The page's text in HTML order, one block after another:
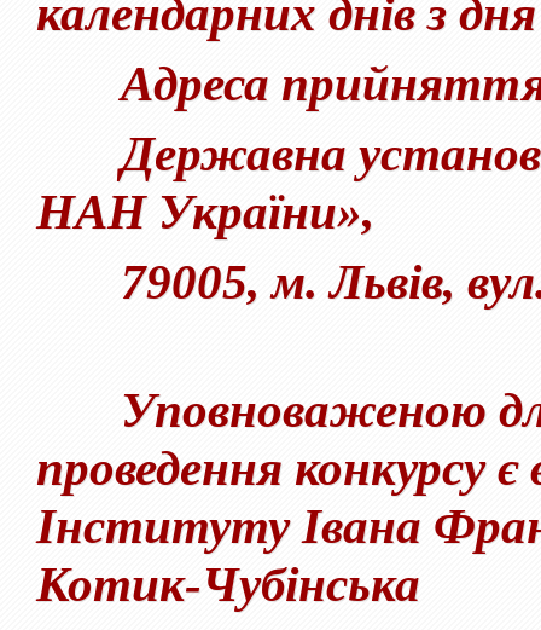
календарних днів з
Адреса прийняття
Державна
НАН України»,
79005, м. Львів,
Уповноваженою
проведення конкурсу
Інституту Івана
Котик-Чубінська